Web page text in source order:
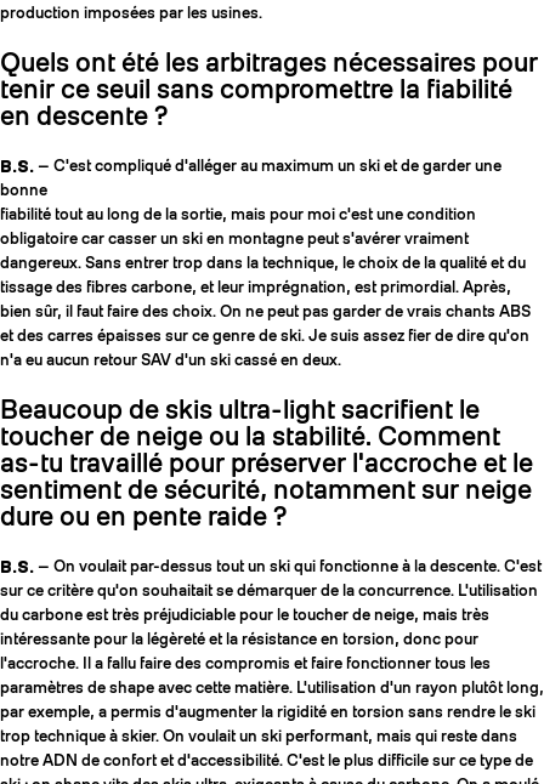
production imposées par les usines.
Quels ont été les arbitrages nécessaires pour
tenir ce seuil sans compromettre la fiabilité
en descente ?
B.S. — C'est compliqué d'alléger au maximum un ski et de garder une
bonne
fiabilité tout au long de la sortie, mais pour moi c'est une condition
obligatoire car casser un ski en montagne peut s'avérer vraiment
dangereux. Sans entrer trop dans la technique, le choix de la qualité et du
tissage des fibres carbone, et leur imprégnation, est primordial. Après,
bien sûr, il faut faire des choix. On ne peut pas garder de vrais chants ABS
et des carres épaisses sur ce genre de ski. Je suis assez fier de dire qu'on
n'a eu aucun retour SAV d'un ski cassé en deux.
Beaucoup de skis ultra-light sacrifient le
toucher de neige ou la stabilité. Comment
as-tu travaillé pour préserver l'accroche et le
sentiment de sécurité, notamment sur neige
dure ou en pente raide ?
B.S. — On voulait par-dessus tout un ski qui fonctionne à la descente. C'est
sur ce critère qu'on souhaitait se démarquer de la concurrence. L'utilisation
du carbone est très préjudiciable pour le toucher de neige, mais très
intéressante pour la légèreté et la résistance en torsion, donc pour
l'accroche. Il a fallu faire des compromis et faire fonctionner tous les
paramètres de shape avec cette matière. L'utilisation d'un rayon plutôt long,
par exemple, a permis d'augmenter la rigidité en torsion sans rendre le ski
trop technique à skier. On voulait un ski performant, mais qui reste dans
notre ADN de confort et d'accessibilité. C'est le plus difficile sur ce type de